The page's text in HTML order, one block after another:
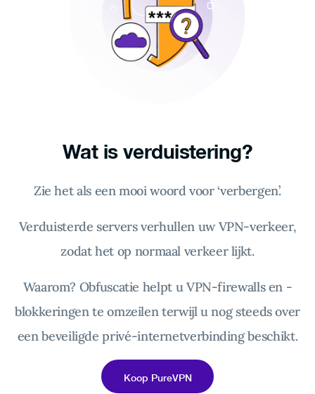
Wat is verduistering?
Zie het als een mooi woord voor ‘verbergen’.
Verduisterde servers verhullen uw VPN-verkeer,
zodat het op normaal verkeer lijkt.
Waarom? Obfuscatie helpt u VPN-firewalls en -
blokkeringen te omzeilen terwijl u nog steeds over
een beveiligde privé-internetverbinding beschikt.
Koop PureVPN